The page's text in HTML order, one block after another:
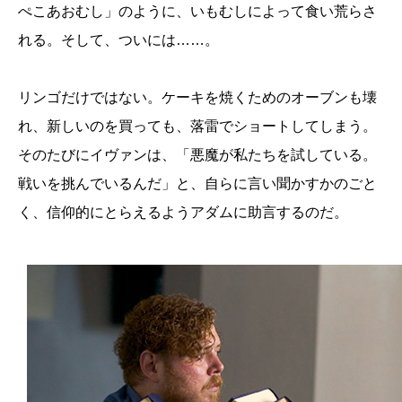
ぺこあおむし」のように、いもむしによって食い荒らさ
れる。そして、ついには……。
リンゴだけではない。ケーキを焼くためのオーブンも壊
れ、新しいのを買っても、落雷でショートしてしまう。
そのたびにイヴァンは、「悪魔が私たちを試している。
戦いを挑んでいるんだ」と、自らに言い聞かすかのごと
く、信仰的にとらえるようアダムに助言するのだ。